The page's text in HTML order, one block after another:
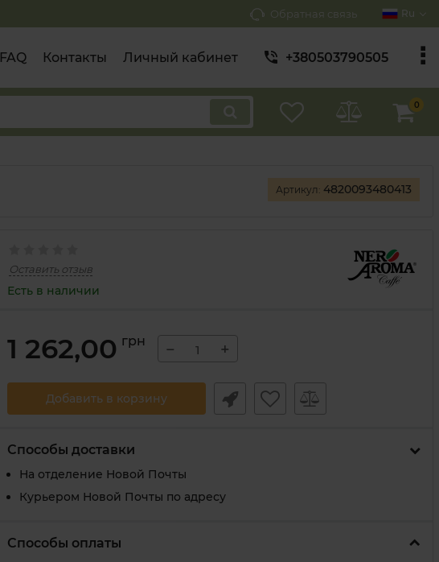
Обратная связь Ru
FAQ Контакты Личный кабинет +380503790505
0
Артикул: 4820093480413
Оставить отзыв
Есть в наличии
1 262,00 грн − +
Добавить в корзину
Способы доставки
На отделение Новой Почты
Курьером Новой Почты по адресу
Способы оплаты